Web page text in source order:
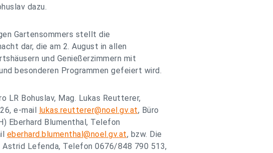
dazu.
Gartensommers stellt die
dar, die am 2. August in allen
und Genießerzimmern mit
besonderen Programmen gefeiert wird.
LR Bohuslav, Mag. Lukas Reutterer,
e-mail lukas.reutterer@noel.gv.at, Büro
Eberhard Blumenthal, Telefon
eberhard.blumenthal@noel.gv.at, bzw. Die
Astrid Lefenda, Telefon 0676/848 790 513,